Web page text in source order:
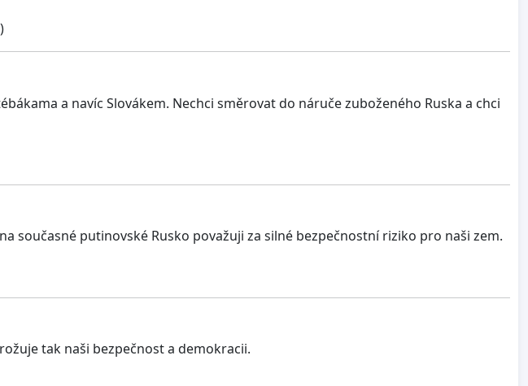
a navíc Slovákem. Nechci směrovat do náruče zuboženého Ruska a chci
současné putinovské Rusko považuji za silné bezpečnostní riziko pro naši zem.
tak naši bezpečnost a demokracii.